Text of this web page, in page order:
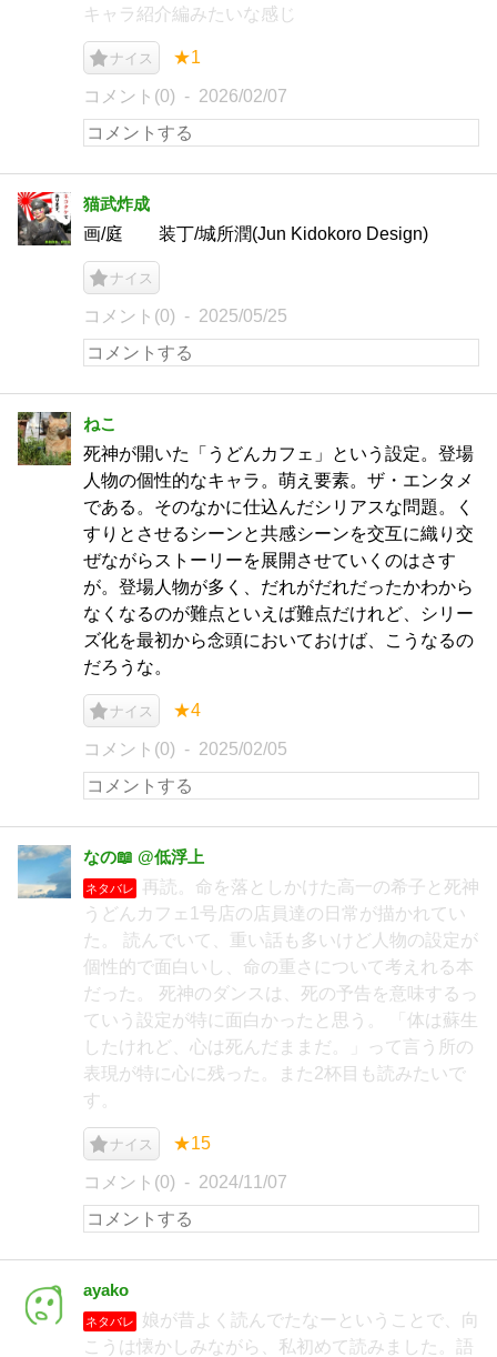
キャラ紹介編みたいな感じ
ナイス ★1
コメント(0) 2026/02/07
猫武炸成
画/庭 装丁/城所潤(Jun Kidokoro Design)
ナイス
コメント(0) 2025/05/25
ねこ
死神が開いた「うどんカフェ」という設定。登場
人物の個性的なキャラ。萌え要素。ザ・エンタメ
である。そのなかに仕込んだシリアスな問題。く
すりとさせるシーンと共感シーンを交互に織り交
ぜながらストーリーを展開させていくのはさす
が。登場人物が多く、だれがだれだったかわから
なくなるのが難点といえば難点だけれど、シリー
ズ化を最初から念頭においておけば、こうなるの
だろうな。
ナイス ★4
コメント(0) 2025/02/05
なの📖 @低浮上
ネタバレ
再読。命を落としかけた高一の希子と死神
うどんカフェ1号店の店員達の日常が描かれてい
た。 読んでいて、重い話も多いけど人物の設定が
個性的で面白いし、命の重さについて考えれる本
だった。 死神のダンスは、死の予告を意味するっ
ていう設定が特に面白かったと思う。 「体は蘇生
したけれど、心は死んだままだ。」って言う所の
表現が特に心に残った。また2杯目も読みたいで
す。
ナイス ★15
コメント(0) 2024/11/07
ayako
ネタバレ
娘が昔よく読んでたなーということで、向
こうは懐かしみながら、私初めて読みました。語